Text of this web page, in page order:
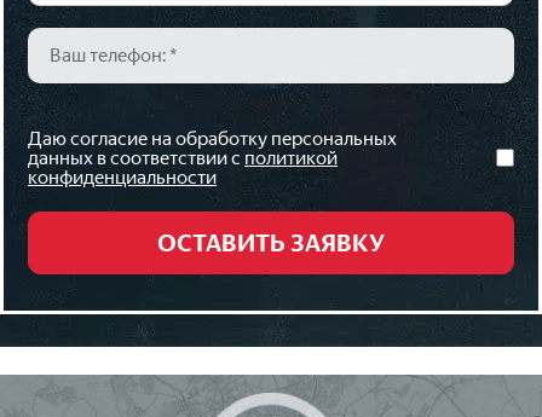
Даю согласие на обработку персональных
данных в соответствии с политикой
конфиденциальности